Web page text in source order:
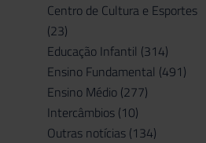
Centro de Cultura e Esportes
(23)
Educação Infantil (314)
Ensino Fundamental (491)
Ensino Médio (277)
Intercâmbios (10)
Outras notícias (134)